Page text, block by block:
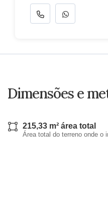
Dimensões e
215,33 m² área total
Área total do terreno onde o